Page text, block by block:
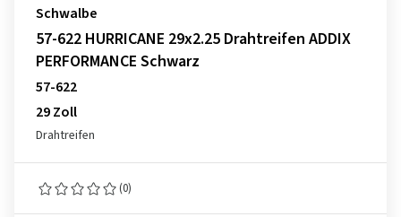
Schwalbe
57-622 HURRICANE 29x2.25 Drahtreifen ADDIX
PERFORMANCE Schwarz
57-622
29 Zoll
Drahtreifen
(0)